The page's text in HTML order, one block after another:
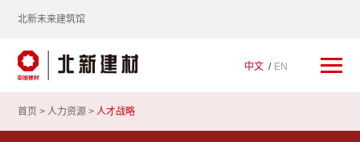
北新未来建筑馆
中文 EN
首页 > 人力资源 > 人才战略